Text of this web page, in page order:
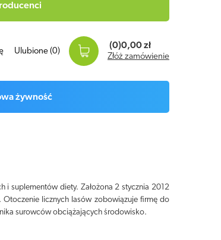
Ulubione (0)
(0)0,00 zł
Złóż zamówienie
żywność
i suplementów diety. Założona 2 stycznia 2012
licznych lasów zobowiązuje firmę do
surowców obciążających środowisko.